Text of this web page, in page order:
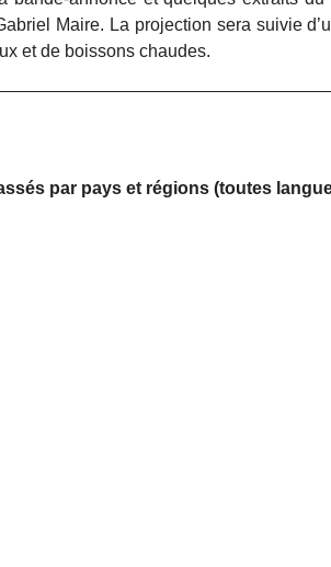
Maire. La projection sera suivie
et de boissons chaudes.
par pays et régions (toutes